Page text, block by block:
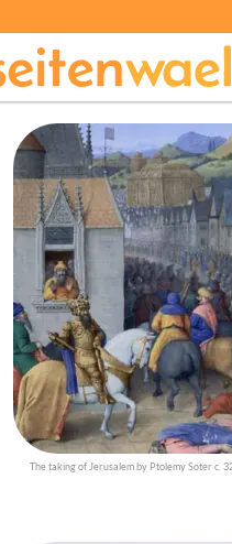
The taking of Jerusalem by Ptolemy Soter c.